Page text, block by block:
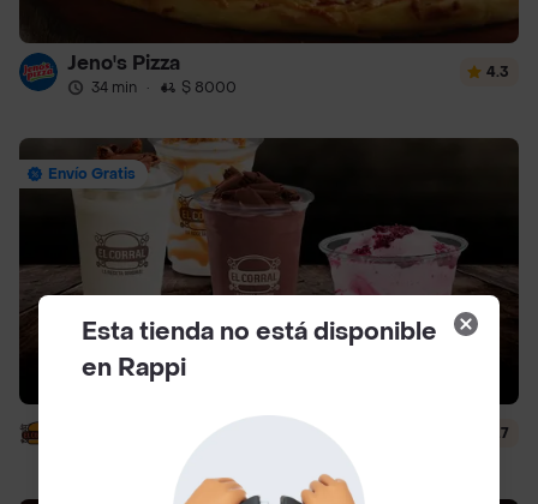
Jeno's Pizza
34 min · $ 8000
4.3
Envío Gratis
El Corral - Malteadas y Helados
$ 5000
4.7
Esta tienda no está disponible
en Rappi